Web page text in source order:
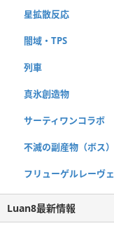
星拡散反応
闇域・TPS
列車
真氷創造物
サーティワンコラボ
不滅の副産物（ボス）
フリューゲルレーヴェ
Luan8最新情報